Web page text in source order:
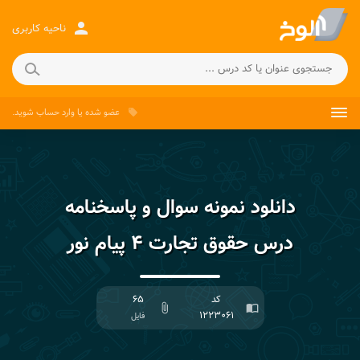
person ناحیه کاربری
local_offer عضو شده یاوارد حساب شوید.
دانلود نمونه سوال و پاسخنامه
درس حقوق تجارت ۴ پیام نور
import_contacts
کد
۱۲۲۳۰۶۱
attach_file
۶۵
فایل